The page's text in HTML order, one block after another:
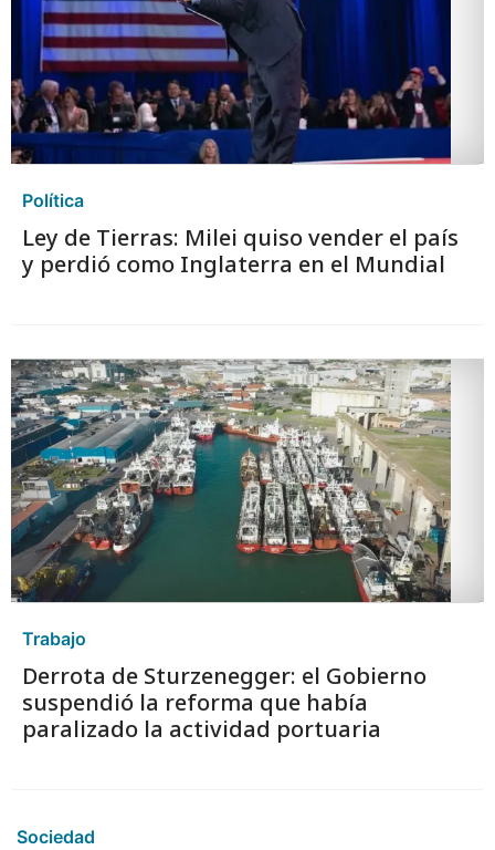
Política
Ley de Tierras: Milei quiso vender el país
y perdió como Inglaterra en el Mundial
Trabajo
Derrota de Sturzenegger: el Gobierno
suspendió la reforma que había
paralizado la actividad portuaria
Sociedad